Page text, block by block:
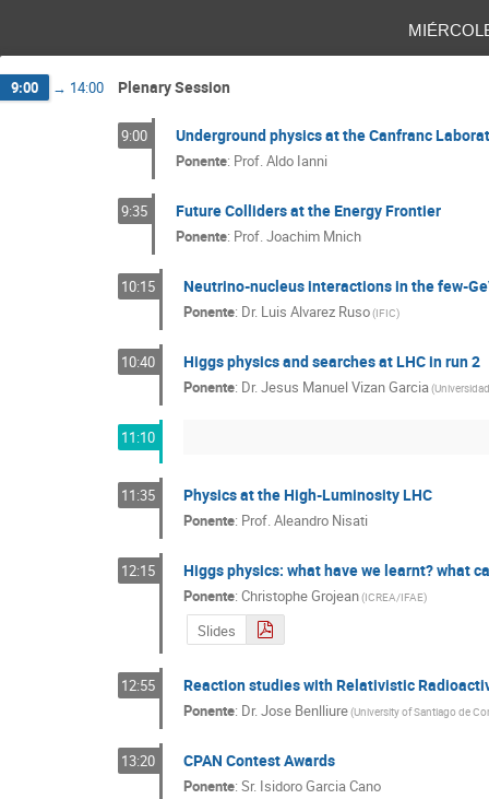
9:00 → 14:00 Plenary Session
9:00 Underground physics at the Canfranc
Ponente: Prof.Aldo Ianni
9:35 Future Colliders at the Energy Frontier
Ponente: Prof. Joachim Mnich
10:15 Neutrino-nucleus interactions in the few-
Ponente: Dr. Luis Alvarez Ruso(IFIC)
10:40 Higgs physics and searches at LHC in run 2
Ponente: Dr. Jesus Manuel Vizan Garcia (
11:10
11:35 Physics at the High-Luminosity LHC
Ponente: Prof.Aleandro Nisati
12:15 Higgs physics: what have we learnt? what
Ponente: Christophe Grojean(ICREA/IFAE)
Slides
12:55 Reaction studies with Relativistic
Ponente: Dr.Jose Benlliure(University of Santiago de
13:20 CPAN Contest Awards
Ponente: Sr. Isidoro Garcia Cano